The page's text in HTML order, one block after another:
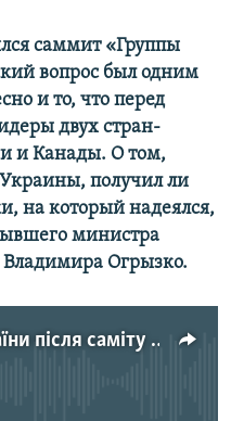
саммит «Группы
вопрос был одним
и то, что перед
двух стран-
и Канады. О том,
получил ли
на который надеялся,
министра
Огрызко.
Плюси і мінуси для України після саміту «Групи семи»